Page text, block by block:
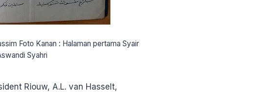
Foto Kanan : Halaman pertama Syair
Syahri
Riouw, A.L. van Hasselt,